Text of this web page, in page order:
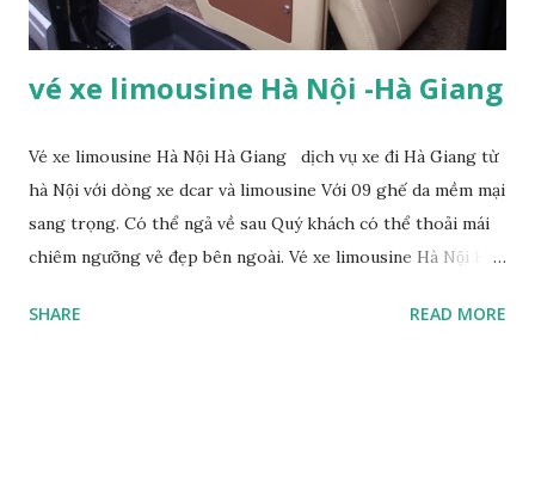
...
vé xe limousine Hà Nội -Hà Giang
Vé xe limousine Hà Nội Hà Giang dịch vụ xe đi Hà Giang từ
hà Nội với dòng xe dcar và limousine Với 09 ghế da mềm mại
sang trọng. Có thể ngả về sau Quý khách có thể thoải mái
chiêm ngưỡng vẻ đẹp bên ngoài. Vé xe limousine Hà Nội Hà
độ cao Cổng USB sạc khỏi lo hết pin ngang trừng Dàn loa
SHARE READ MORE